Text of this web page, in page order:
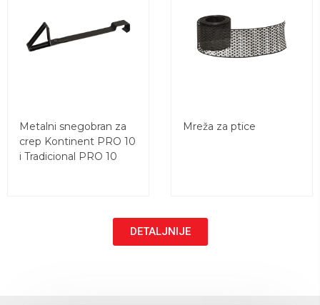
Metalni snegobran za
crep Kontinent PRO 10
i Tradicional PRO 10
Mreža za ptice
DETALJNIJE